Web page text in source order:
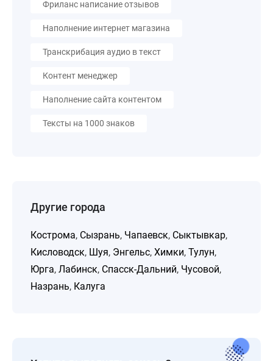
Фриланс написание отзывов
Наполнение интернет магазина
Транскрибация аудио в текст
Контент менеджер
Наполнение сайта контентом
Тексты на 1000 знаков
Другие города
Кострома, Сызрань, Чапаевск, Сыктывкар,
Кисловодск, Шуя, Энгельс, Химки, Тулун,
Юрга, Лабинск, Спасск-Дальний, Чусовой,
Назрань, Калуга